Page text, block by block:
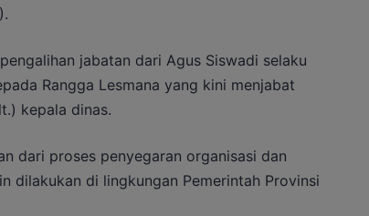
jabatan dari Agus Siswadi selaku
Rangga Lesmana yang kini menjabat
kepala dinas.
dari proses penyegaran organisasi dan
dilakukan di lingkungan Pemerintah Provinsi